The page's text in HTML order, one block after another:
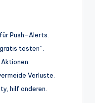
Push-Alerts.
testen”.
Verluste.
hilf anderen.